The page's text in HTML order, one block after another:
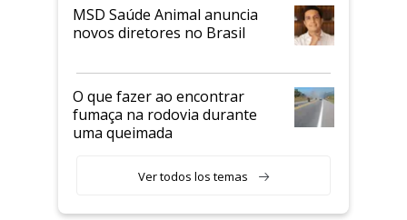
MSD Saúde Animal anuncia
novos diretores no Brasil
O que fazer ao encontrar
fumaça na rodovia durante
uma queimada
Ver todos los temas